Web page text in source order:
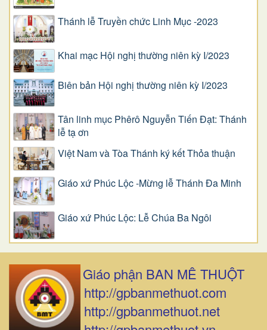
Thánh lễ Truyền chức Linh Mục -2023
Khai mạc Hội nghị thường niên kỳ I/2023
Biên bản Hội nghị thường niên kỳ I/2023
Tân linh mục Phêrô Nguyễn Tiến Đạt: Thánh
lễ tạ ơn
Việt Nam và Tòa Thánh ký kết Thỏa thuận
Giáo xứ Phúc Lộc -Mừng lễ Thánh Đa Minh
Giáo xứ Phúc Lộc: Lễ Chúa Ba Ngôi
Giáo phận BAN MÊ THUỘT
http://gpbanmethuot.com
http://gpbanmethuot.net